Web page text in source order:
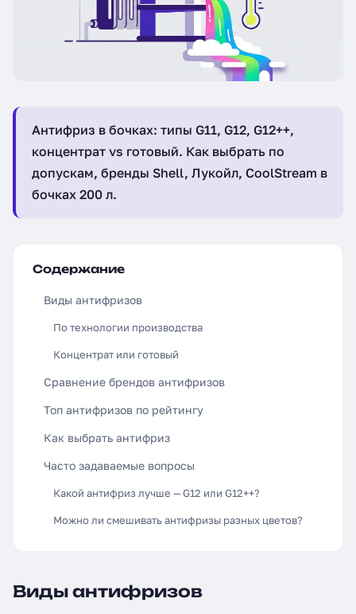
Антифриз в бочках: типы G11, G12, G12++,
концентрат vs готовый. Как выбрать по
допускам, бренды Shell, Лукойл, CoolStream в
бочках 200 л.
Содержание
Виды антифризов
По технологии производства
Концентрат или готовый
Сравнение брендов антифризов
Топ антифризов по рейтингу
Как выбрать антифриз
Часто задаваемые вопросы
Какой антифриз лучше — G12 или G12++?
Можно ли смешивать антифризы разных цветов?
Виды антифризов